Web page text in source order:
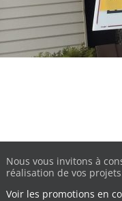
Nous vous invitons à
réalisation de vos
Voir les promotions en